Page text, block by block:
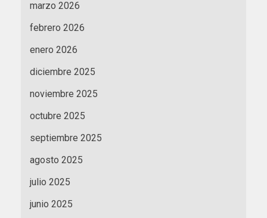
marzo 2026
febrero 2026
enero 2026
diciembre 2025
noviembre 2025
octubre 2025
septiembre 2025
agosto 2025
julio 2025
junio 2025